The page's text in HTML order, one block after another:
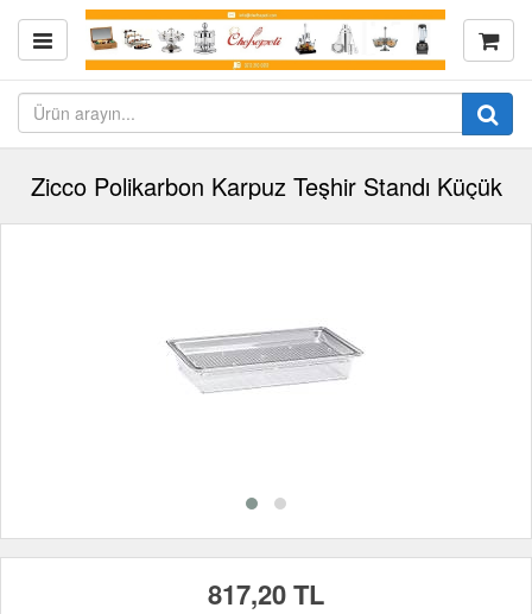
Zicco Polikarbon Karpuz Teşhir Standı Küçük
817,20 TL